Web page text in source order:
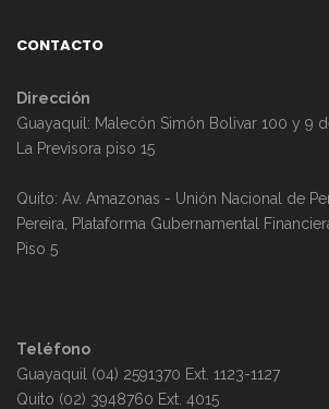
CONTACTO
Dirección
Guayaquil: Malecón Simón Bolivar 100 y 9
La Previsora piso 15
Quito: Av. Amazonas - Unión Nacional de
Pereira, Plataforma Gubernamental
Piso 5
Teléfono
Guayaquil (04) 2591370 Ext. 1123-1127
Quito (02) 3948760 Ext. 4015